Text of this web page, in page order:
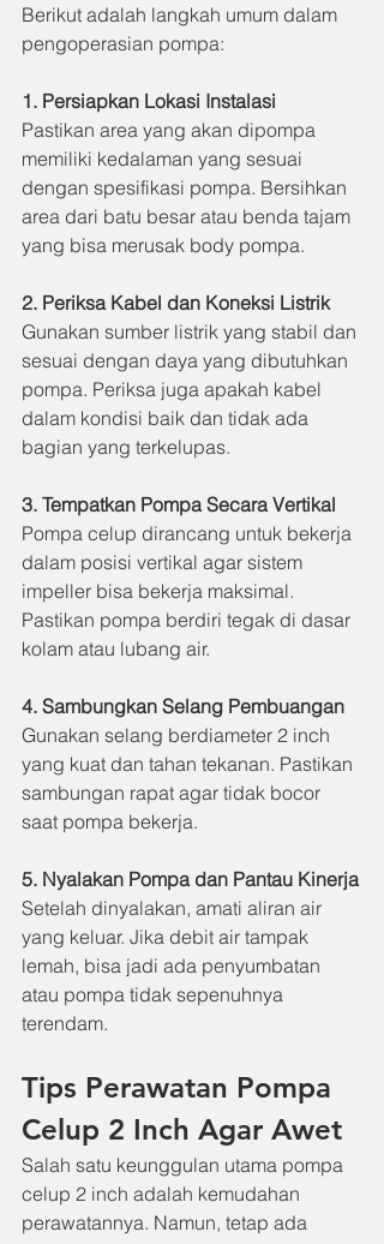
Berikut adalah langkah umum dalam
pengoperasian pompa:
1. Persiapkan Lokasi Instalasi
Pastikan area yang akan dipompa
memiliki kedalaman yang sesuai
dengan spesifikasi pompa. Bersihkan
area dari batu besar atau benda tajam
yang bisa merusak body pompa.
2. Periksa Kabel dan Koneksi Listrik
Gunakan sumber listrik yang stabil dan
sesuai dengan daya yang dibutuhkan
pompa. Periksa juga apakah kabel
dalam kondisi baik dan tidak ada
bagian yang terkelupas.
3. Tempatkan Pompa Secara Vertikal
Pompa celup dirancang untuk bekerja
dalam posisi vertikal agar sistem
impeller bisa bekerja maksimal.
Pastikan pompa berdiri tegak di dasar
kolam atau lubang air.
4. Sambungkan Selang Pembuangan
Gunakan selang berdiameter 2 inch
yang kuat dan tahan tekanan. Pastikan
sambungan rapat agar tidak bocor
saat pompa bekerja.
5. Nyalakan Pompa dan Pantau Kinerja
Setelah dinyalakan, amati aliran air
yang keluar. Jika debit air tampak
lemah, bisa jadi ada penyumbatan
atau pompa tidak sepenuhnya
terendam.
Tips Perawatan Pompa
Celup 2 Inch Agar Awet
Salah satu keunggulan utama pompa
celup 2 inch adalah kemudahan
perawatannya. Namun, tetap ada